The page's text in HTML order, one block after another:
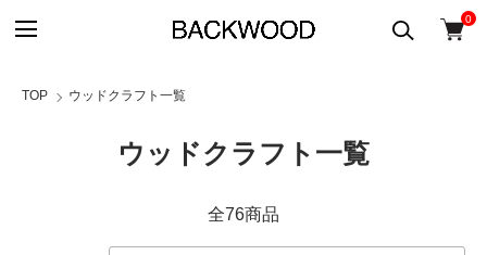
0
TOP ウッドクラフト一覧
ウッドクラフト一覧
全76商品